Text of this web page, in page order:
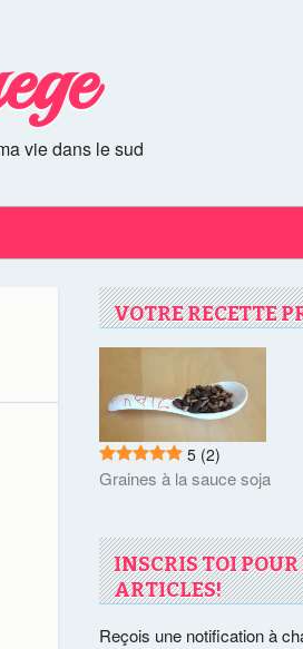
vie dans le sud
VOTRE RECETTE
5 (2)
Graines à la sauce soja
INSCRIS TOI
ARTICLES!
Reçois une notification à